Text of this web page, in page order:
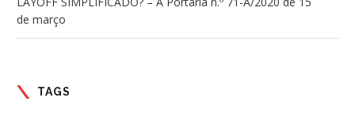
de março
TAGS